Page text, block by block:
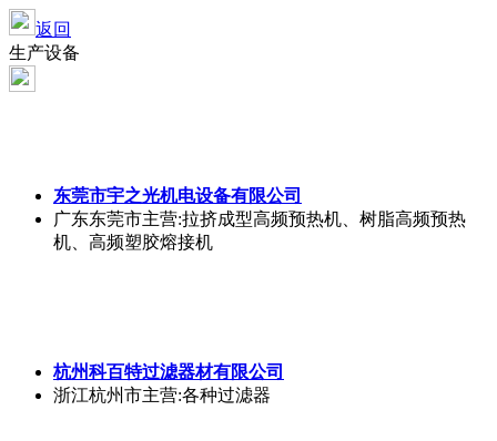
返回
生产设备
东莞市宇之光机电设备有限公司
广东东莞市主营:拉挤成型高频预热机、树脂高频预热
机、高频塑胶熔接机
杭州科百特过滤器材有限公司
浙江杭州市主营:各种过滤器